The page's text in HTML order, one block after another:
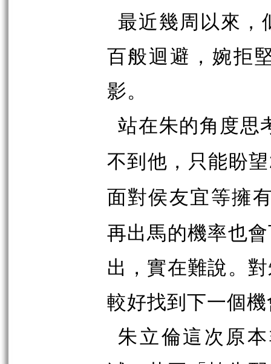
最近幾周以來，
百般迴避，婉拒
影。
站在朱的角度思
不到他，只能盼望
面對侯友宜等擁
再出馬的機率也
出，實在難說。
較好找到下一個
朱立倫這次原